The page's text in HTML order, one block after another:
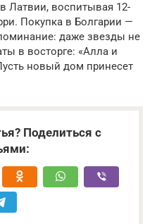
Латвии, воспитывая 12-
Покупка в Болгарии —
даже звезды не
в восторге: «Алла и
новый дом принесет
Поделиться с